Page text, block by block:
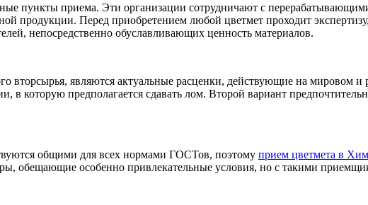
пункты приема. Эти организации сотрудничают с
продукции. Перед приобретением любой цветмет проходит
непосредственно обуславливающих ценность материалов.
вторсырья, являются актуальные расценки, действующие на мировом
в которую предполагается сдавать лом. Второй вариант
общими для всех нормами ГОСТов, поэтому прием цветмета в
обещающие особенно привлекательные условия, но с такими